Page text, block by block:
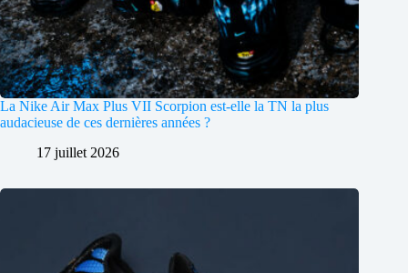
La Nike Air Max Plus VII Scorpion est-elle la TN la plus
audacieuse de ces dernières années ?
17 juillet 2026